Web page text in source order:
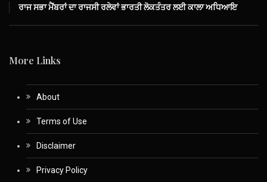
ਰਾਜ ਸਭਾ ਮੈਂਬਰਾਂ ਦਾ ਰਾਜਸੀ ਰਲੇਵਾਂ ਭਾਰਤੀ ਲੋਕਤੰਤਰ ਲਈ ਕਾਲਾ ਅਧਿਆਇ
More Links
About
Terms of Use
Disclaimer
Privacy Policy